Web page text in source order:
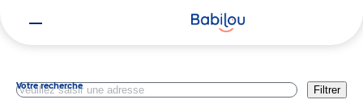
Votre recherche Filtrer